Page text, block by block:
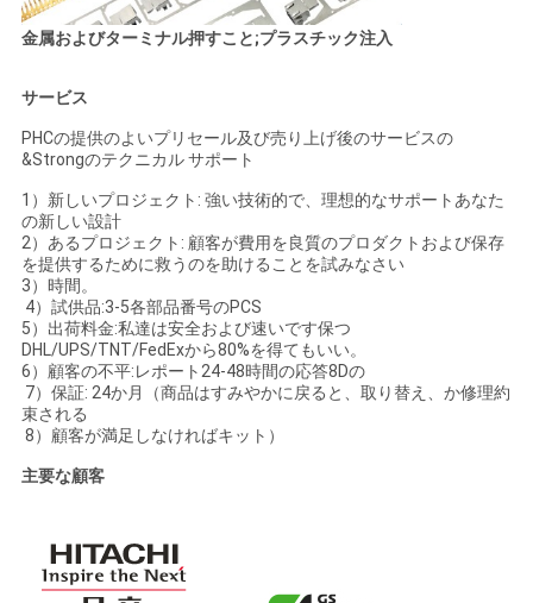
金属およびターミナル押すこと;プラスチック注入
サービス
PHCの提供のよいプリセール及び売り上げ後のサービスの
&Strongのテクニカル サポート
1）新しいプロジェクト: 強い技術的で、理想的なサポートあなた
の新しい設計
2）あるプロジェクト: 顧客が費用を良質のプロダクトおよび保存
を提供するために救うのを助けることを試みなさい
3）時間。
4）試供品:3-5各部品番号のPCS
5）出荷料金:私達は安全および速いです保つ
DHL/UPS/TNT/FedExから80%を得てもいい。
6）顧客の不平:レポート24-48時間の応答8Dの
7）保証: 24か月（商品はすみやかに戻ると、取り替え、か修理約
束される
8）顧客が満足しなければキット）
主要な顧客